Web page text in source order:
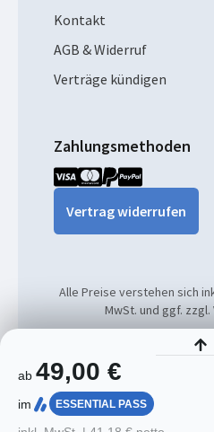
ab 49,00 €
im ESSENTIAL PASS
Kontakt
AGB & Widerruf
Verträge kündigen
Zahlungsmethoden
Vertrag widerrufen
© 2026
Alle Preise verstehen sich
MwSt. und ggf.